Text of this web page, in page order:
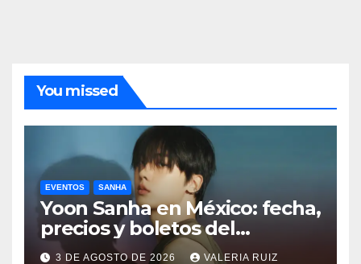
You missed
EVENTOS SANHA
Yoon Sanha en México: fecha,
precios y boletos del
FANCON
3 DE AGOSTO DE 2026 VALERIA RUIZ